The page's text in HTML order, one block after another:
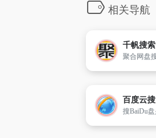
相关导航
千帆搜索
聚合网盘
百度云